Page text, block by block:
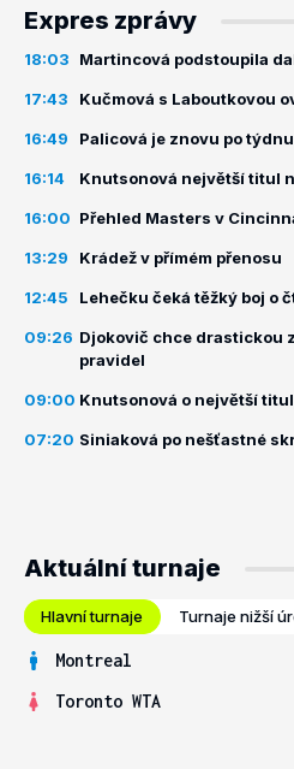
Expres zprávy
18:03 Martincová podstoupila
17:43 Kučmová s Laboutkovou
16:49 Palicová je znovu po
16:14 Knutsonová největší titul
16:00 Přehled Masters v
13:29 Krádež v přímém přenosu
12:45 Lehečku čeká těžký boj o
09:26 Djokovič chce drastickou
pravidel
09:00 Knutsonová o největší
07:20 Siniaková po nešťastné
Aktuální turnaje
Hlavní turnaje Turnaje nižší
Montreal
Toronto WTA